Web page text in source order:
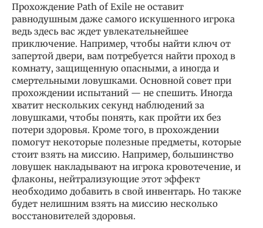
Прохождение Path of Exile не оставит
равнодушным даже самого искушенного игрока
ведь здесь вас ждет увлекательнейшее
приключение. Например, чтобы найти ключ от
запертой двери, вам потребуется найти проход в
комнату, защищенную опасными, а иногда и
смертельными ловушками. Основной совет при
прохождении испытаний — не спешить. Иногда
хватит нескольких секунд наблюдений за
ловушками, чтобы понять, как пройти их без
потери здоровья. Кроме того, в прохождении
помогут некоторые полезные предметы, которые
стоит взять на миссию. Например, большинство
ловушек накладывают на игрока кровотечение, и
флаконы, нейтрализующие этот эффект
необходимо добавить в свой инвентарь. Но также
будет нелишним взять на миссию несколько
восстановителей здоровья.